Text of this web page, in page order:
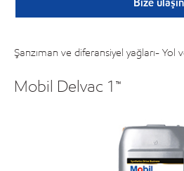
Bize ulaşın
Şanzıman ve diferansiyel yağları- Yol
Mobil Delvac 1™